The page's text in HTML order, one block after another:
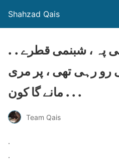
Shahzad Qais
. . شاخ سے بچھڑی کلی پہ ، شبنمی قطرے
رو رہی تھی ، پر مری
مانے گا کون . . .
Team Qais
.
.